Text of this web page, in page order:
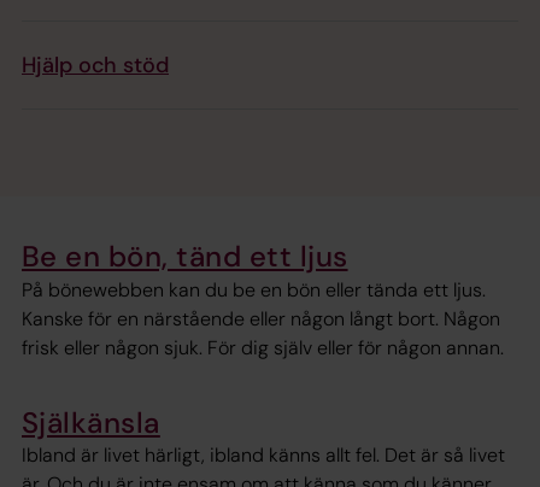
Hjälp och stöd
Be en bön, tänd ett ljus
På bönewebben kan du be en bön eller tända ett ljus.
Kanske för en närstående eller någon långt bort. Någon
frisk eller någon sjuk. För dig själv eller för någon annan.
Själkänsla
Ibland är livet härligt, ibland känns allt fel. Det är så livet